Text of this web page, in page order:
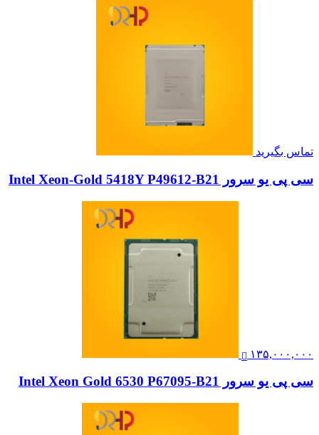
تماس بگیرید
سی پی یو سرور Intel Xeon-Gold 5418Y P49612-B21
۱۳۵,۰۰۰,۰۰۰
سی پی یو سرور Intel Xeon Gold 6530 P67095-B21